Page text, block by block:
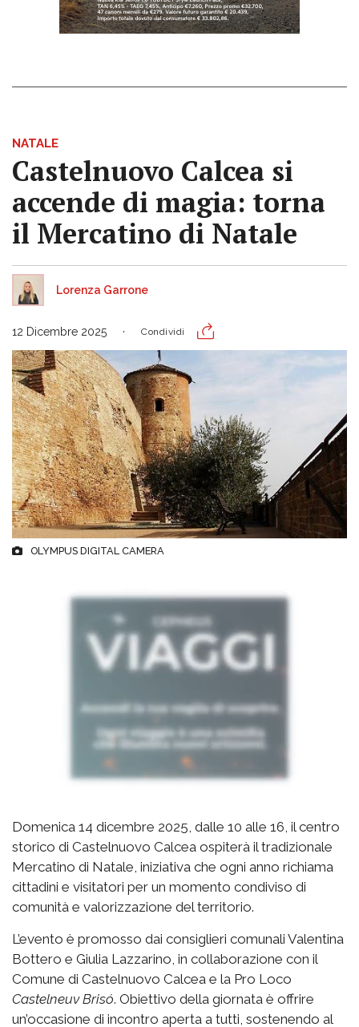
NATALE
Castelnuovo Calcea si
accende di magia: torna
il Mercatino di Natale
Lorenza Garrone
12 Dicembre 2025 Condividi
OLYMPUS DIGITAL CAMERA
Domenica 14 dicembre 2025, dalle 10 alle 16, il centro
storico di Castelnuovo Calcea ospiterà il tradizionale
Mercatino di Natale, iniziativa che ogni anno richiama
cittadini e visitatori per un momento condiviso di
comunità e valorizzazione del territorio.
L’evento è promosso dai consiglieri comunali Valentina
Bottero e Giulia Lazzarino, in collaborazione con il
Comune di Castelnuovo Calcea e la Pro Loco
Castelneuv Brisó. Obiettivo della giornata è offrire
un’occasione di incontro aperta a tutti, sostenendo al